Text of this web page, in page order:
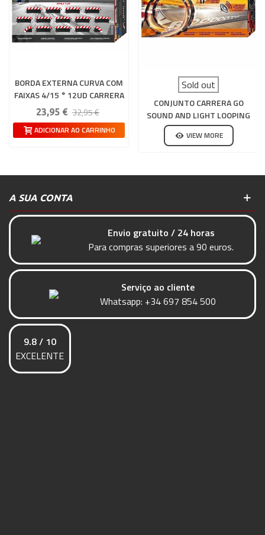
BORDA EXTERNA CURVA COM
FAIXAS 4/15 ° 12UD CARRERA
132-124
23,95 € 32,95 €
ADICIONAR AO CARRINHO
Sold out
CONJUNTO CARRERA GO
SOUND AND LIGHT LOOPING
VIEW MORE
A SUA CONTA
Envio gratuito / 24 horas
Para compras superiores a 90 euros.
Serviço ao cliente
Whatsapp: +34 697 854 500
9.8 / 10
EXCELENTE